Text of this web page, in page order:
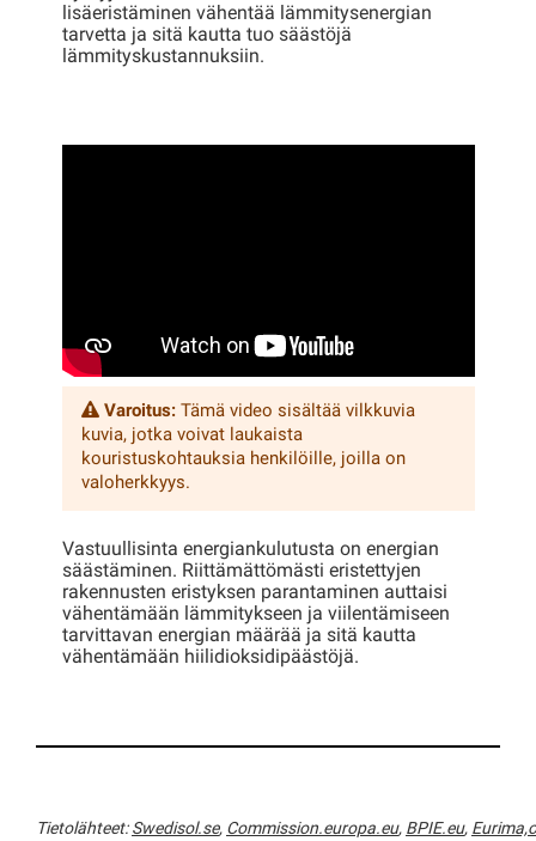
lisäeristäminen vähentää lämmitysenergian
tarvetta ja sitä kautta tuo säästöjä
lämmityskustannuksiin.
Varoitus: Tämä video sisältää vilkkuvia
kuvia, jotka voivat laukaista
kouristuskohtauksia henkilöille, joilla on
valoherkkyys.
Vastuullisinta energiankulutusta on energian
säästäminen. Riittämättömästi eristettyjen
rakennusten eristyksen parantaminen auttaisi
vähentämään lämmitykseen ja viilentämiseen
tarvittavan energian määrää ja sitä kautta
vähentämään hiilidioksidipäästöjä.
Tietolähteet: Swedisol.se, Commission.europa.eu, BPIE.eu,